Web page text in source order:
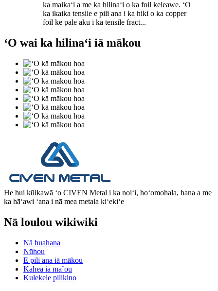
ka maikaʻi a me ka hilinaʻi o ka foil keleawe. ʻO
ka ikaika tensile e pili ana i ka hiki o ka copper
foil ke pale aku i ka tensile fract...
ʻO wai ka hilinaʻi iā mākou
He hui kūikawā ʻo CIVEN Metal i ka noiʻi, hoʻomohala, hana a me
ka hāʻawi ʻana i nā mea metala kiʻekiʻe
Nā loulou wikiwiki
Nā huahana
Nūhou
E pili ana iā mākou
Kāhea iā mā˚ou
Kulekele pilikino